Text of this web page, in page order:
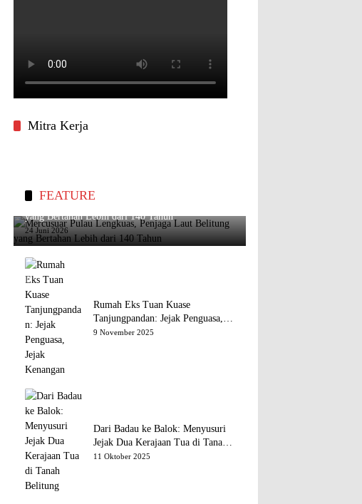
Mitra Kerja
FEATURE
Mercusuar Pulau Lengkuas, Penjaga Laut Belitung
yang Bertahan Lebih dari 140 Tahun
24 Juni 2026
Rumah Eks Tuan Kuase
Tanjungpandan: Jejak Penguasa,
Jejak Kenangan
9 November 2025
Dari Badau ke Balok: Menyusuri
Jejak Dua Kerajaan Tua di Tanah
Belitung
11 Oktober 2025